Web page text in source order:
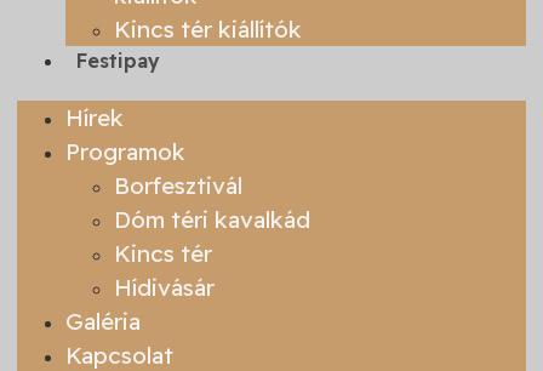
Kincs tér kiállítók
Festipay
Hírek
Programok
Borfesztivál
Dóm téri kavalkád
Kincs tér
Hídivásár
Galéria
Kapcsolat